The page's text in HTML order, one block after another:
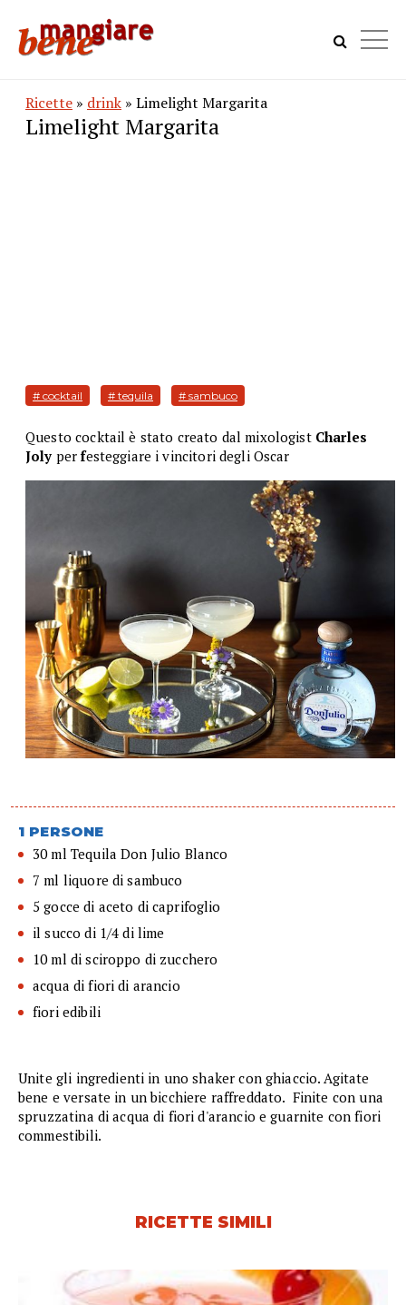
Ricette » drink » Limelight Margarita
Limelight Margarita
# cocktail # tequila # sambuco
Questo cocktail è stato creato dal mixologist Charles
Joly per festeggiare i vincitori degli Oscar
1 PERSONE
30 ml Tequila Don Julio Blanco
7 ml liquore di sambuco
5 gocce di aceto di caprifoglio
il succo di 1/4 di lime
10 ml di sciroppo di zucchero
acqua di fiori di arancio
fiori edibili
Unite gli ingredienti in uno shaker con ghiaccio. Agitate
bene e versate in un bicchiere raffreddato. Finite con una
spruzzatina di acqua di fiori d'arancio e guarnite con fiori
commestibili.
RICETTE SIMILI